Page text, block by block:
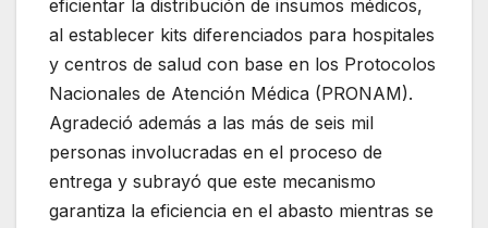
eficientar la distribución de insumos médicos,
al establecer kits diferenciados para hospitales
y centros de salud con base en los Protocolos
Nacionales de Atención Médica (PRONAM).
Agradeció además a las más de seis mil
personas involucradas en el proceso de
entrega y subrayó que este mecanismo
garantiza la eficiencia en el abasto mientras se